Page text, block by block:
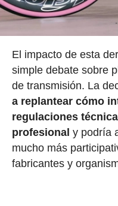
El impacto de esta
simple debate sobre
de transmisión. La
a replantear cómo
regulaciones
profesional y podría
mucho más
fabricantes y